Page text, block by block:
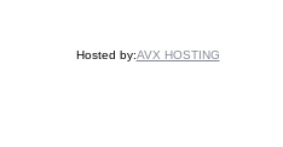
Hosted by:AVX HOSTING